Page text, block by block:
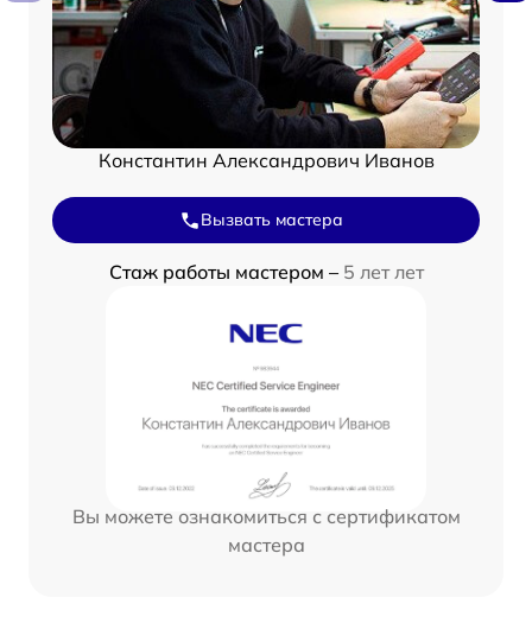
Константин Александрович Иванов
Вызвать мастера
Стаж работы мастером – 5 лет лет
Вы можете ознакомиться с сертификатом
мастера